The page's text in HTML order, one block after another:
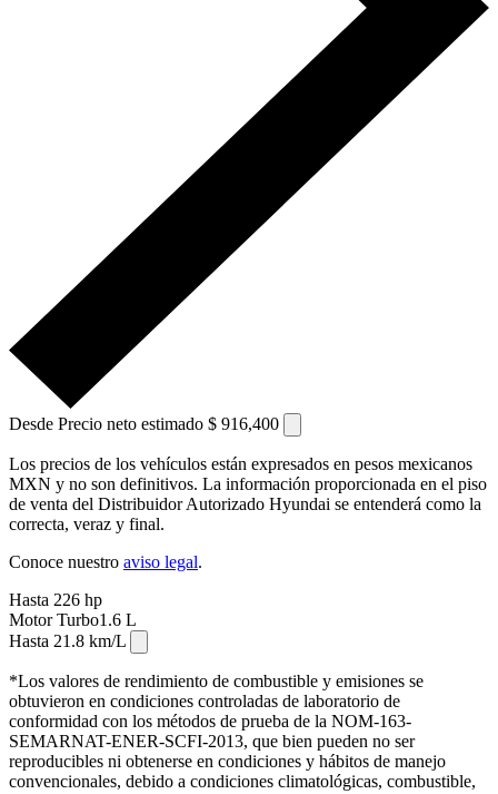
Desde Precio neto estimado $ 916,400
Los precios de los vehículos están expresados en pesos mexicanos
MXN y no son definitivos. La información proporcionada en el piso
de venta del Distribuidor Autorizado Hyundai se entenderá como la
correcta, veraz y final.
Conoce nuestro aviso legal.
Hasta 226 hp
Motor Turbo1.6 L
Hasta 21.8 km/L
*Los valores de rendimiento de combustible y emisiones se
obtuvieron en condiciones controladas de laboratorio de
conformidad con los métodos de prueba de la NOM-163-
SEMARNAT-ENER-SCFI-2013, que bien pueden no ser
reproducibles ni obtenerse en condiciones y hábitos de manejo
convencionales, debido a condiciones climatológicas, combustible,